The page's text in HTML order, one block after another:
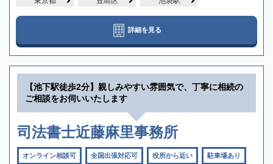
詳細を見る
【池下駅徒歩2分】親しみやすい雰囲気で、丁寧に相続の
ご相談をお伺いいたします
司法書士近藤麻里事務所
オンライン相談可 全国出張対応可 役所から近い 駐車場あり